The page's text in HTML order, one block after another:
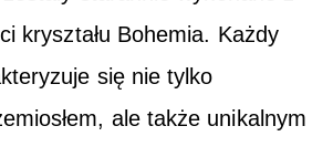
kryształu Bohemia. Każdy
się nie tylko
ale także unikalnym